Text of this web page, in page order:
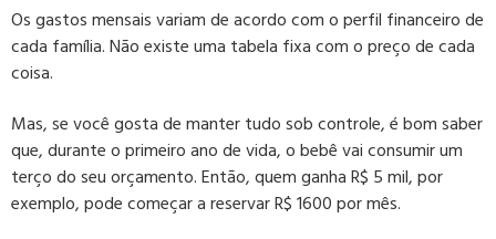
Os gastos mensais variam de acordo com o perfil financeiro de
cada família. Não existe uma tabela fixa com o preço de cada
coisa.
Mas, se você gosta de manter tudo sob controle, é bom saber
que, durante o primeiro ano de vida, o bebê vai consumir um
terço do seu orçamento. Então, quem ganha R$ 5 mil, por
exemplo, pode começar a reservar R$ 1600 por mês.